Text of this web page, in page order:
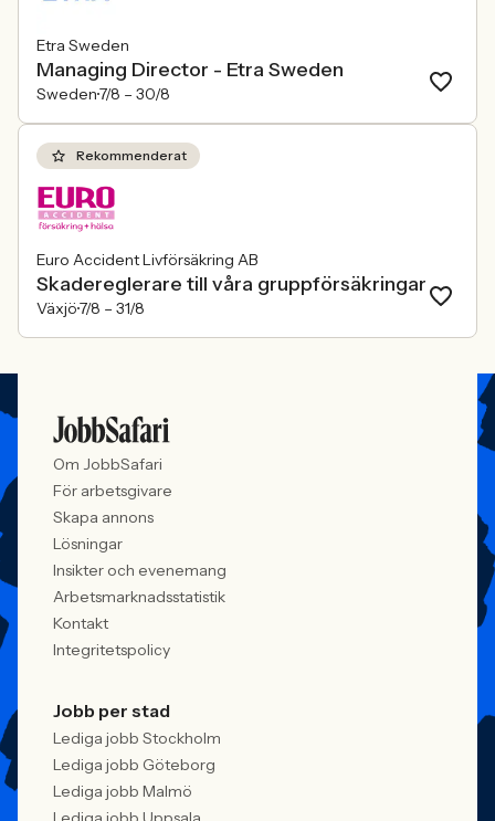
Etra Sweden
Managing Director - Etra Sweden
Sweden7/8 – 30/8
Rekommenderat
Euro Accident Livförsäkring AB
Skadereglerare till våra gruppförsäkringar
Växjö7/8 – 31/8
Om JobbSafari
För arbetsgivare
Skapa annons
Lösningar
Insikter och evenemang
Arbetsmarknadsstatistik
Kontakt
Integritetspolicy
Jobb per stad
Lediga jobb Stockholm
Lediga jobb Göteborg
Lediga jobb Malmö